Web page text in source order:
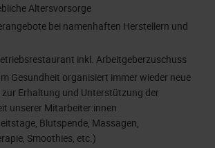
Altersvorsorge
bei namenhaften Herstellern und
inkl. Arbeitgeberzuschuss
Gesundheit organisiert immer wieder neue
zur Erhaltung und Unterstützung der
unserer Mitarbeiter:innen
Blutspende, Massagen,
Smoothies, etc.)